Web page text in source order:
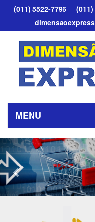
(011) 5522-7796 (011)
MENU
Previous